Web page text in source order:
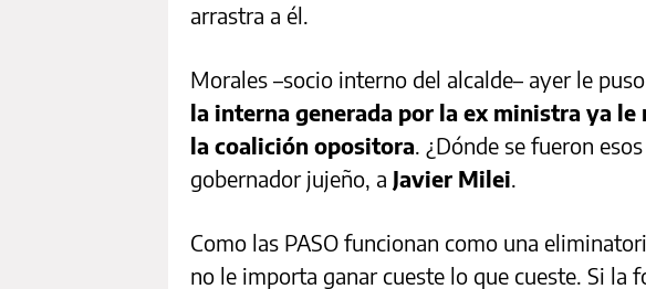
arrastra a él.
Morales –socio interno del alcalde– ayer le
la interna generada por la ex ministra ya
la coalición opositora. ¿Dónde se fueron
gobernador jujeño, a Javier Milei.
Como las PASO funcionan como una
no le importa ganar cueste lo que cueste. Si la